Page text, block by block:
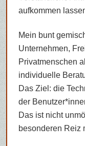
aufkommen
Mein bunt
Unternehmen,
Privatmenschen
individuelle
Das Ziel: die
der
Das ist nicht
besonderen Reiz